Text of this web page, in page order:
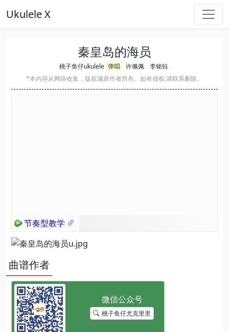
Ukulele X
秦皇岛的海员
桃子鱼仔ukulele 弹唱 许佩佩
李铭钰
*本内容从网络收集，版权属原作者所有。如有侵权,请联系删除。
节奏型教学
曲谱作者
桃子鱼仔尤克里里